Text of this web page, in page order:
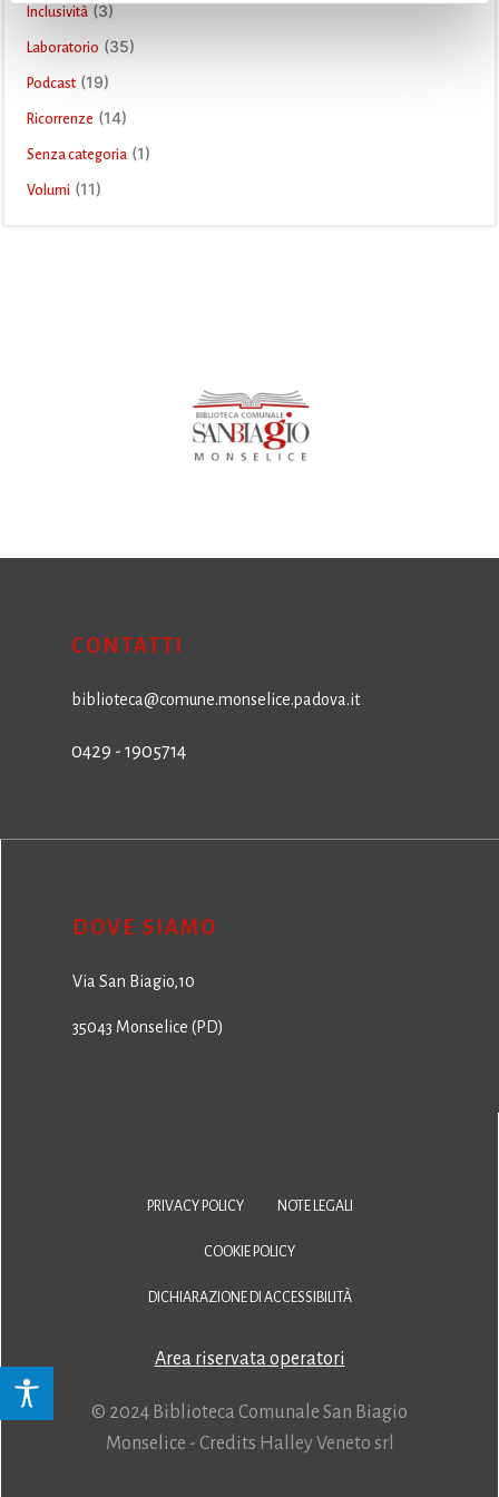
Inclusività (3)
Laboratorio (35)
Podcast (19)
Ricorrenze (14)
Senza categoria (1)
Volumi (11)
CONTATTI
biblioteca@comune.monselice.padova.it
0429 - 1905714
DOVE SIAMO
Via San Biagio,10
35043 Monselice (PD)
PRIVACY POLICY NOTE LEGALI
COOKIE POLICY
DICHIARAZIONE DI ACCESSIBILITÀ
Area riservata operatori
© 2024 Biblioteca Comunale San Biagio
Monselice - Credits Halley Veneto srl